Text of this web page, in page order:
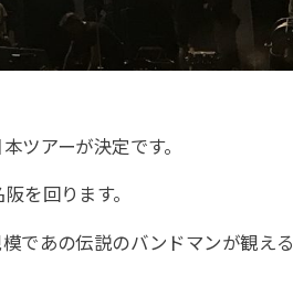
ツアーが決定です。
を回ります。
であの伝説のバンドマンが観える